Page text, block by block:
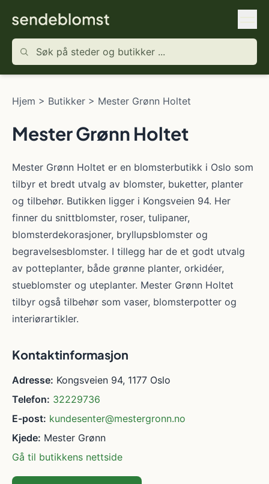
Hjem > Butikker > Mester Grønn Holtet
Mester Grønn Holtet
Mester Grønn Holtet er en blomsterbutikk i Oslo som
tilbyr et bredt utvalg av blomster, buketter, planter
og tilbehør. Butikken ligger i Kongsveien 94. Her
finner du snittblomster, roser, tulipaner,
blomsterdekorasjoner, bryllupsblomster og
begravelsesblomster. I tillegg har de et godt utvalg
av potteplanter, både grønne planter, orkidéer,
stueblomster og uteplanter. Mester Grønn Holtet
tilbyr også tilbehør som vaser, blomsterpotter og
interiørartikler.
Kontaktinformasjon
Adresse: Kongsveien 94, 1177 Oslo
Telefon: 32229736
E-post: kundesenter@mestergronn.no
Kjede: Mester Grønn
Gå til butikkens nettside